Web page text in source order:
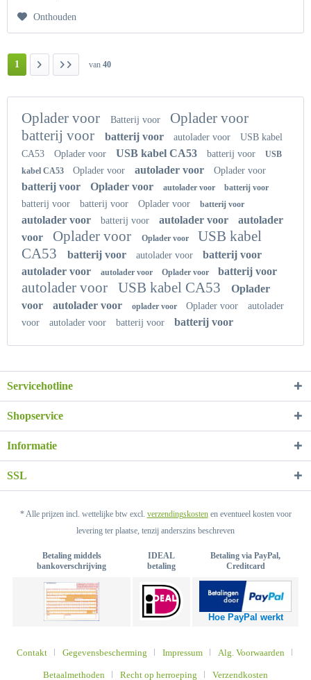
Onthouden
1 van 40
Oplader voor Batterij voor
Oplader voor
batterij voor
batterij voor autolader voor
USB kabel
CA53
Oplader voor USB kabel CA53 batterij voor
USB
kabel CA53
Oplader voor autolader voor Oplader voor
batterij voor Oplader voor autolader voor batterij voor
batterij voor batterij voor Oplader voor batterij voor
autolader voor batterij voor autolader voor
autolader
voor
Oplader voor Oplader voor
USB kabel
CA53
batterij voor autolader voor
batterij voor
autolader voor
autolader voor Oplader voor batterij voor
autolader voor USB kabel CA53
Oplader
voor
autolader voor oplader voor Oplader voor
autolader
voor
autolader voor batterij voor batterij voor
Servicehotline
Shopservice
Informatie
SSL
* Alle prijzen incl. wettelijke btw excl. verzendingskostenen eventueel kosten voor
levering ter plaatse, tenzij anderszins beschreven
Betaling middels
bankoverschrijving
IDEAL
betaling
Betaling via PayPal,
Creditcard
Hoe PayPal werkt
Contakt Gegevensbescherming Impressum Alg. Voorwaarden
Betaalmethoden Recht op herroeping Verzendkosten